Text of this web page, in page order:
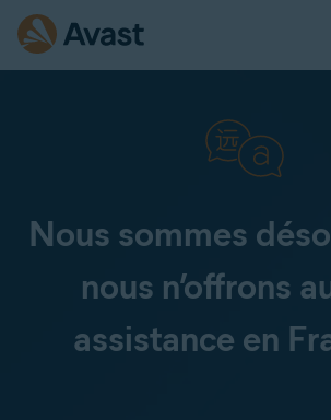
Nous sommes
nous n’offrons
assistance en